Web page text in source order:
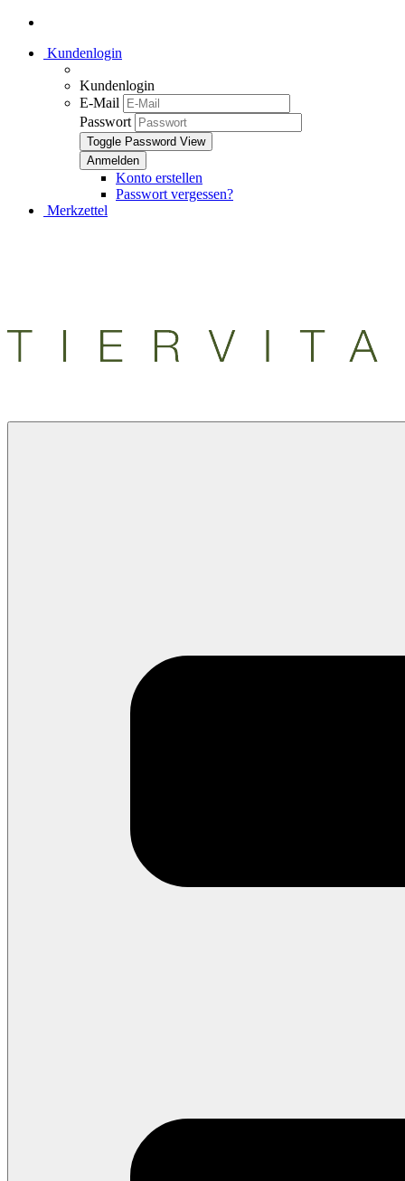
Kundenlogin
Kundenlogin
E-Mail
Passwort
Toggle Password View
Konto erstellen
Passwort vergessen?
Merkzettel